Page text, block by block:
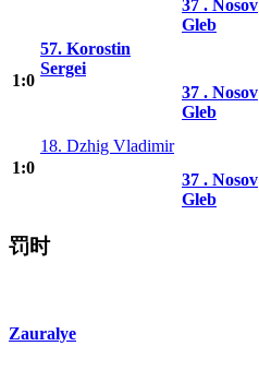
37 . Nosov
Gleb
1:0
57. Korostin
Sergei
37 . Nosov
Gleb
1:0
18. Dzhig Vladimir
37 . Nosov
Gleb
罚时
Zauralye